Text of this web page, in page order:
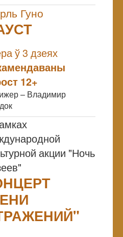
Гуно
ў 3 дзеях
12+
– Владимир
акции "Ночь